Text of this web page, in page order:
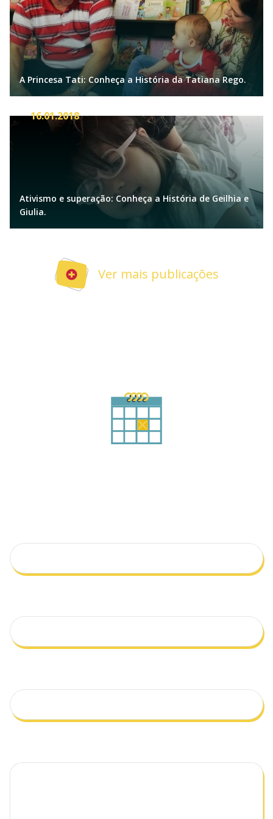
A Princesa Tati: Conheça a História da Tatiana Rego.
16.01.2018
Ativismo e superação: Conheça a História de Geilhia e
Giulia.
Ver mais publicações